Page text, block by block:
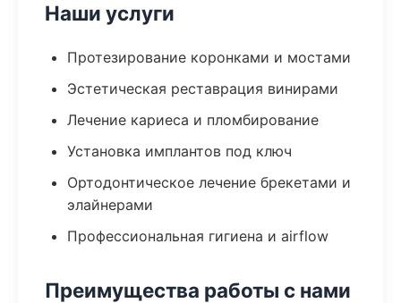
Наши услуги
Протезирование коронками и мостами
Эстетическая реставрация винирами
Лечение кариеса и пломбирование
Установка имплантов под ключ
Ортодонтическое лечение брекетами и
элайнерами
Профессиональная гигиена и airflow
Преимущества работы с нами